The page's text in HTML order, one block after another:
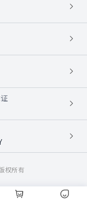
权所有